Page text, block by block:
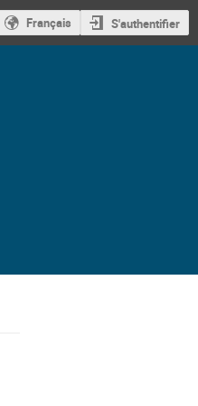
Français S'authentifier